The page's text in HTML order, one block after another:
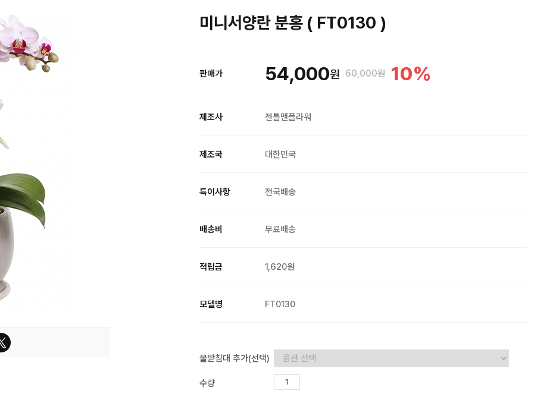
미니서양란 분홍 ( FT0130 )
판매가 54,000원 60,000원 10%
제조사 젠틀맨플라워
제조국 대한민국
특이사항 전국배송
배송비 무료배송
적립금 1,620원
모델명 FT0130
물받침대 추가(선택)
수량